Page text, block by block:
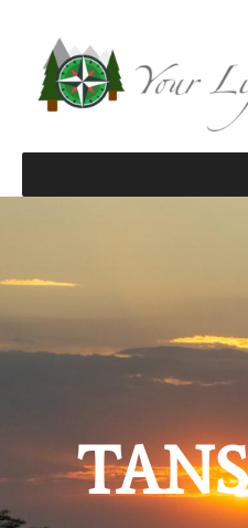
Inhalt
springen